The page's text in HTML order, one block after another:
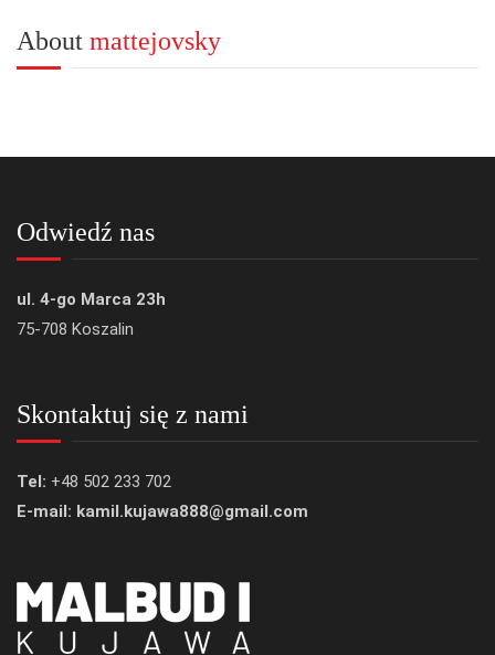
About mattejovsky
Odwiedź nas
ul. 4-go Marca 23h
75-708 Koszalin
Skontaktuj się z nami
Tel: +48 502 233 702
E-mail: kamil.kujawa888@gmail.com